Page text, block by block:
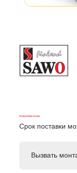
На удаленном складе
Срок поставки
Вызвать